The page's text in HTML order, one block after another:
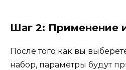
Шаг 2: Применение
После того как вы
набор, параметры будут